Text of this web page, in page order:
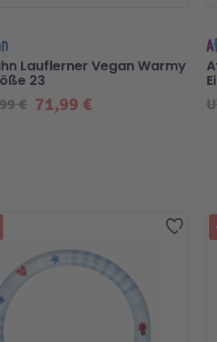
71,99 €
€
Lauflerner Vegan Warmy
23
hinzufügen Zur